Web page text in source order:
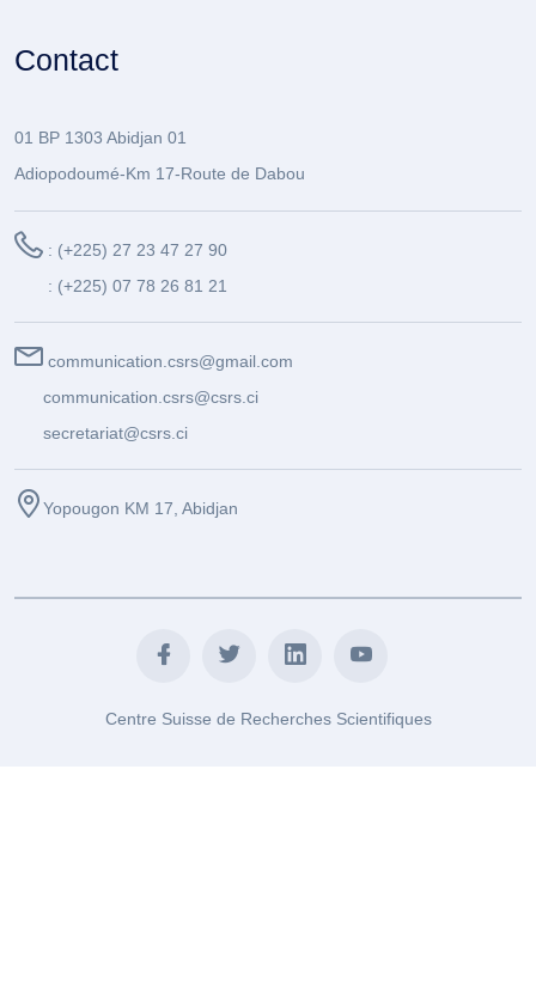
Contact
01 BP 1303 Abidjan 01
Adiopodoumé-Km 17-Route de Dabou
: (+225) 27 23 47 27 90
: (+225) 07 78 26 81 21
communication.csrs@gmail.com
communication.csrs@csrs.ci
secretariat@csrs.ci
Yopougon KM 17, Abidjan
Centre Suisse de Recherches Scientifiques